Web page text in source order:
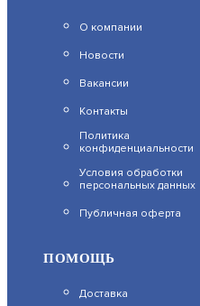
DS-2CD2523G2-IS(4MM)
АРТИКУЛ: УТ000053751
BOLID VCI–230 ВЕРСИЯ 5
О компании
Новости
Вакансии
Контакты
Политика
конфиденциальности
Условия обработки
персональных данных
Публичная оферта
ПОМОЩЬ
Доставка